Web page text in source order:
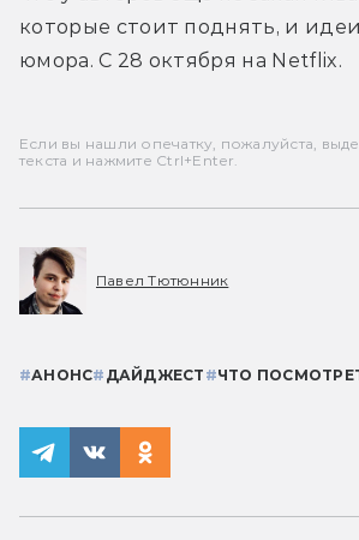
которые стоит поднять, и
юмора. С 28 октября на Netflix.
Если вы нашли опечатку, пожалуйста,
текста и нажмите Ctrl+Enter.
Павел Тютюнник
#АНОНС# ДАЙДЖЕСТ #ЧТО